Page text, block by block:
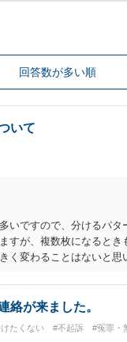
回答数が多い順
いて
いですので、分けるパ
すが、複数枚になると
く変わることはないと
絡が来ました。
たくない #不起訴 #冤罪・